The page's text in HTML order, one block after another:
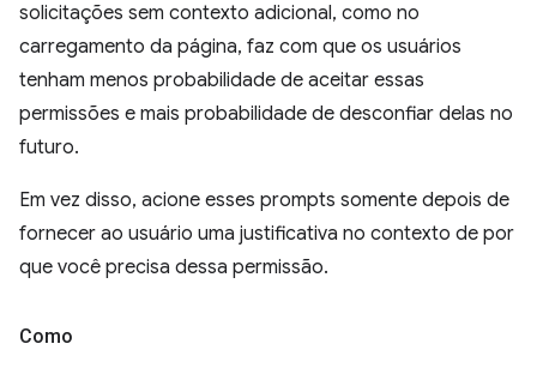
solicitações sem contexto adicional, como no
carregamento da página, faz com que os usuários
tenham menos probabilidade de aceitar essas
permissões e mais probabilidade de desconfiar delas no
futuro.
Em vez disso, acione esses prompts somente depois de
fornecer ao usuário uma justificativa no contexto de por
que você precisa dessa permissão.
Como